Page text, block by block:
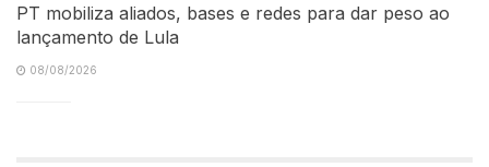
PT mobiliza aliados, bases e redes para dar peso ao
lançamento de Lula
08/08/2026